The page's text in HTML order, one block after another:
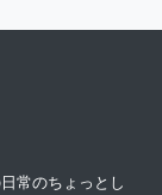
常のちょっとし